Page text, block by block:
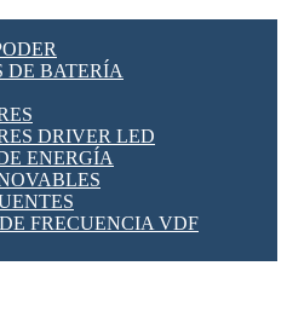
DE CABLE
IOT
DE BATERÍA
DRIVER LED
ENERGÍA
FRECUENCIA VDF